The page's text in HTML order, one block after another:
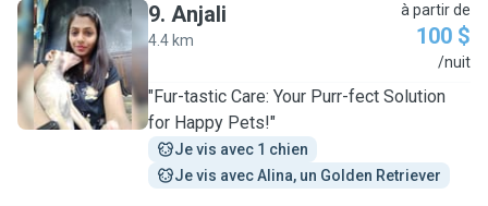
A
9. Anjali
4.4 km
à partir de
100 $
/nuit
"Fur-tastic Care: Your Purr-fect Solution
for Happy Pets!"
Je vis avec 1 chien
Je vis avec Alina, un Golden Retriever